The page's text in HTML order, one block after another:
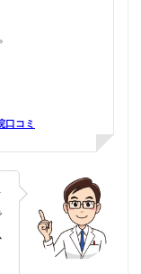
口コミ